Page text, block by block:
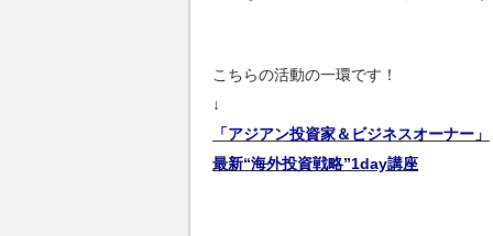
こちらの活動の一環です！
↓
「アジアン投資家＆ビジネスオーナー」
最新“海外投資戦略”1day講座